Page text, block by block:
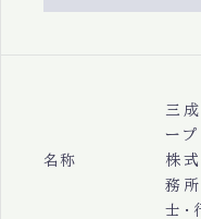
名称
三
ープ
株
務
士